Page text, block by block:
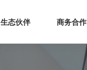
新闻资讯 生态伙伴
生态伙伴 商务合作